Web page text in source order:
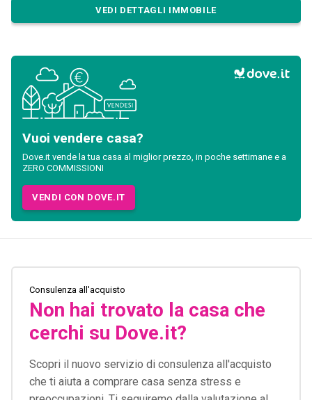
VEDI DETTAGLI IMMOBILE
Vuoi vendere casa?
Dove.it vende la tua casa al miglior prezzo, in poche settimane e a
ZERO COMMISSIONI
VENDI CON DOVE.IT
Consulenza all'acquisto
Non hai trovato la casa che
cerchi su Dove.it?
Scopri il nuovo servizio di consulenza all'acquisto
che ti aiuta a comprare casa senza stress e